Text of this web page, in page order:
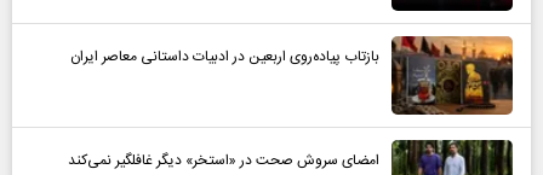
بازتاب پیاده‌روی اربعین در ادبیات داستانی معاصر ایران
امضای سروش صحت در «استخر» دیگر غافلگیر نمی‌کند